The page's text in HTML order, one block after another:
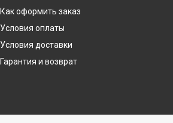
Как оформить заказ
Условия оплаты
Условия доставки
Гарантия и возврат